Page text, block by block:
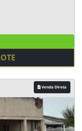
Venda Direta